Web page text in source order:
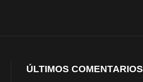
ÚLTIMOS COMENTARIOS